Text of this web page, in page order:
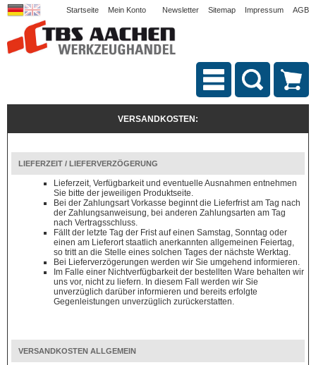
Startseite Mein Konto Newsletter Sitemap Impressum AGB
VERSANDKOSTEN:
LIEFERZEIT / LIEFERVERZÖGERUNG
Lieferzeit, Verfügbarkeit und eventuelle Ausnahmen entnehmen
Sie bitte der jeweiligen Produktseite.
Bei der Zahlungsart Vorkasse beginnt die Lieferfrist am Tag nach
der Zahlungsanweisung, bei anderen Zahlungsarten am Tag
nach Vertragsschluss.
Fällt der letzte Tag der Frist auf einen Samstag, Sonntag oder
einen am Lieferort staatlich anerkannten allgemeinen Feiertag,
so tritt an die Stelle eines solchen Tages der nächste Werktag.
Bei Lieferverzögerungen werden wir Sie umgehend informieren.
Im Falle einer Nichtverfügbarkeit der bestellten Ware behalten wir
uns vor, nicht zu liefern. In diesem Fall werden wir Sie
unverzüglich darüber informieren und bereits erfolgte
Gegenleistungen unverzüglich zurückerstatten.
VERSANDKOSTEN ALLGEMEIN